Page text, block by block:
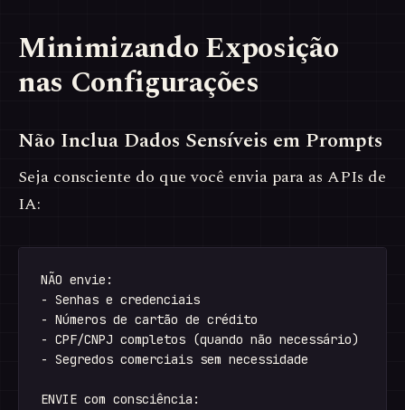
Minimizando Exposição
nas Configurações
Não Inclua Dados Sensíveis em Prompts
Seja consciente do que você envia para as APIs de
IA:
NÃO envie:
- Senhas e credenciais
- Números de cartão de crédito
- CPF/CNPJ completos (quando não necessário)
- Segredos comerciais sem necessidade
ENVIE com consciência: